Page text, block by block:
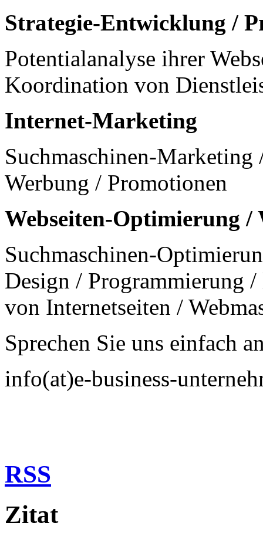
Strategie-Entwicklung /
Potentialanalyse ihrer
Koordination von
Internet-Marketing
Suchmaschinen-
Werbung / Promotionen
Webseiten-Optimierung /
Suchmaschinen-
Design / Programmierung
von Internetseiten /
Sprechen Sie uns einfach
info(at)e-business-
RSS
Zitat